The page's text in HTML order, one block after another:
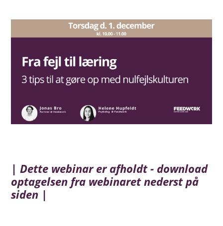
| Dette webinar er afholdt - download
optagelsen fra webinaret nederst på
siden |